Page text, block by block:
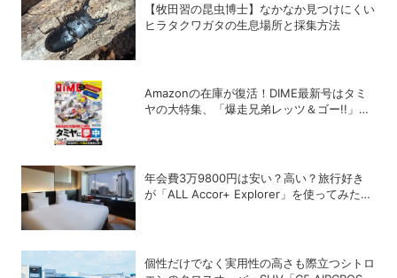
【牧田習の昆虫博士】なかなか見つけにくい
ヒラタクワガタの生息場所と採集方法
Amazonの在庫が復活！DIME最新号はタミ
ヤの大特集、「爆走兄弟レッツ＆ゴー!!」の
年会費3万9800円は安い？高い？旅行好き
が「ALL Accor+ Explorer」を使ってみたら
個性だけでなく実用性の高さも際立つシトロ